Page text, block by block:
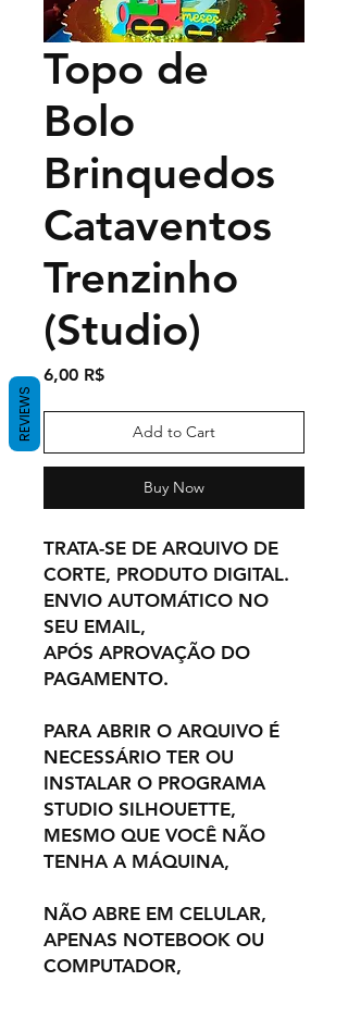
Topo de
Bolo
Brinquedos
Cataventos
Trenzinho
(Studio)
6,00 R$Price
Add to Cart
Buy Now
TRATA-SE DE ARQUIVO DE
CORTE, PRODUTO DIGITAL.
ENVIO AUTOMÁTICO NO
SEU EMAIL,
APÓS APROVAÇÃO DO
PAGAMENTO.
PARA ABRIR O ARQUIVO É
NECESSÁRIO TER OU
INSTALAR O PROGRAMA
STUDIO SILHOUETTE,
MESMO QUE VOCÊ NÃO
TENHA A MÁQUINA,
NÃO ABRE EM CELULAR,
APENAS NOTEBOOK OU
COMPUTADOR,
REVIEWS